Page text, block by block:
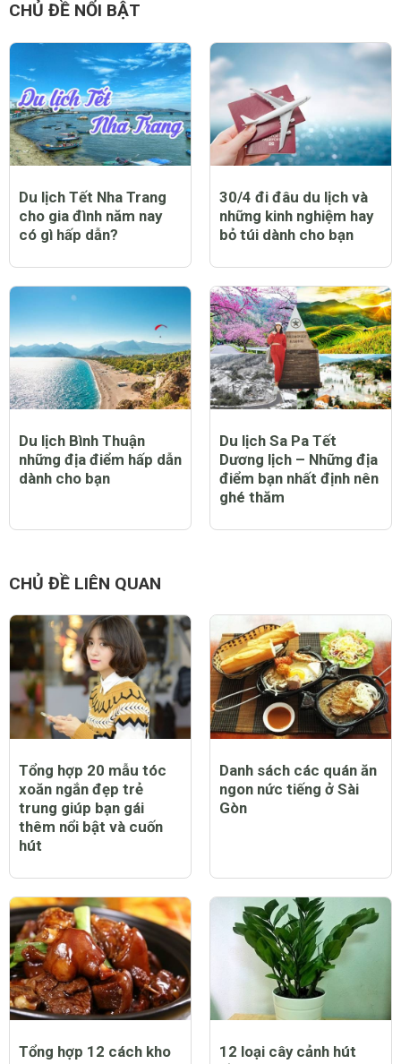
CHỦ ĐỀ NỔI BẬT
Du lịch Tết Nha Trang
cho gia đình năm nay
có gì hấp dẫn?
30/4 đi đâu du lịch và
những kinh nghiệm hay
bỏ túi dành cho bạn
Du lịch Bình Thuận
những địa điểm hấp dẫn
dành cho bạn
Du lịch Sa Pa Tết
Dương lịch – Những địa
điểm bạn nhất định nên
ghé thăm
CHỦ ĐỀ LIÊN QUAN
Tổng hợp 20 mẫu tóc
xoăn ngắn đẹp trẻ
trung giúp bạn gái
thêm nổi bật và cuốn
hút
Danh sách các quán ăn
ngon nức tiếng ở Sài
Gòn
Tổng hợp 12 cách kho
12 loại cây cảnh hút